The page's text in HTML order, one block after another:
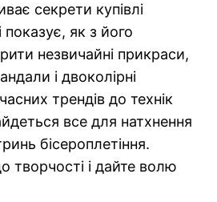
секрети купівлі
показує, як з його
незвичайні прикраси,
і двоколірні
трендів до технік
все для натхнення
бісероплетіння.
творчості і дайте волю